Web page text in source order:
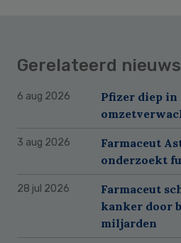
Gerelateerd nieuws
6 aug 2026
Pfizer diep in
3 aug 2026
Farmaceut
onderzoekt
28 jul 2026
Farmaceut
kanker door
miljarden